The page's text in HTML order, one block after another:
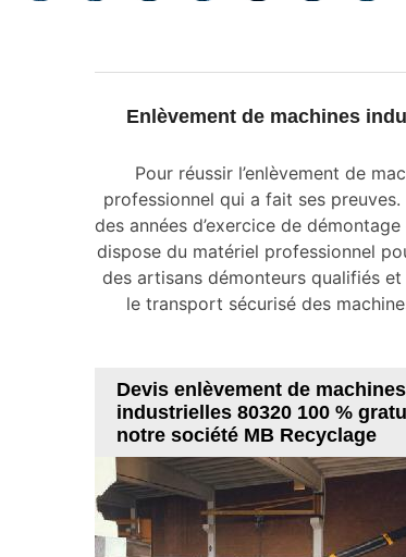
Enlèvement de machines
Pour réussir l’enlèvement de
professionnel qui a fait ses
des années d’exercice de
dispose du matériel professionnel
des artisans démonteurs qualifiés
le transport sécurisé des
Devis enlèvement de machines
industrielles 80320 100 %
notre société MB Recyclage